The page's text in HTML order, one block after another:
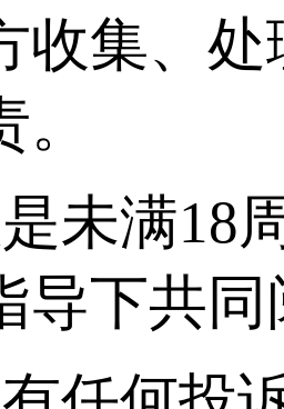
收集、
未满18
导下共